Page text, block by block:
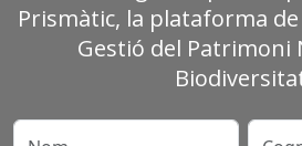
Prismàtic, la plataforma
Gestió del Patrimoni
Nom